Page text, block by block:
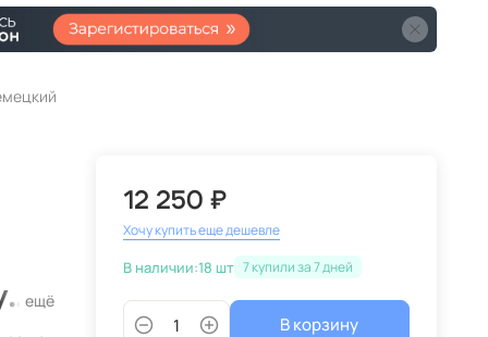
12 250 ₽
Хочу купить еще дешевле
В наличии:18 шт 7
В корзину